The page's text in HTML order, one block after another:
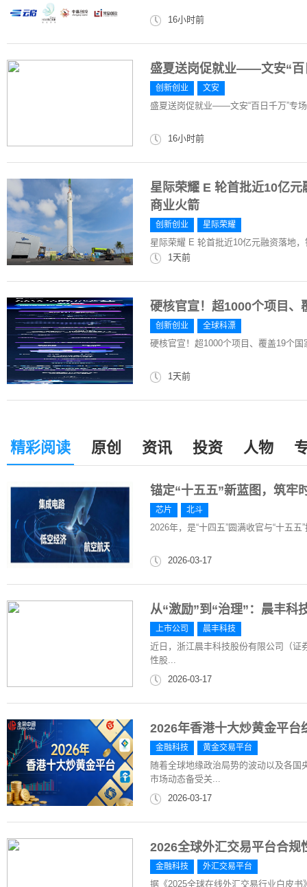
16小时前
盛夏送岗促就业——文安“百
创新创业 文安
盛夏送岗促就业——文安“百日千万”专场
16小时前
星际荣耀 E 轮首批近10亿
商业火箭
创新创业 星际荣耀
星际荣耀 E 轮首批近10亿元融资落地
1天前
硬核官宣！超1000个项目、
创新创业 全球科漂
硬核官宣！超1000个项目、覆盖19个
1天前
精彩阅读 原创 资讯 投资 人物
锚定“十五五”新蓝图，筑牢
芯片 北斗
2026年，是“十四五”圆满收官与“十五
2026-03-17
从“激励”到“治理”：晨丰科
上市公司 晨丰科技
近日，浙江晨丰科技股份有限公司（证
性股...
2026-03-17
2026年香港十大炒黄金平台
金融科技 黄金交易平台
随着全球地缘政治局势的波动以及各
市场动态备受关...
2026-03-17
2026全球外汇交易平台合规
金融科技 外汇交易平台
据《2025全球在线外汇交易行业白皮